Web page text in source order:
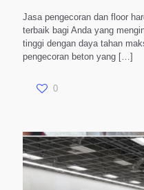
Jasa pengecoran dan floor
terbaik bagi Anda yang
tinggi dengan daya tahan
pengecoran beton yang […]
0